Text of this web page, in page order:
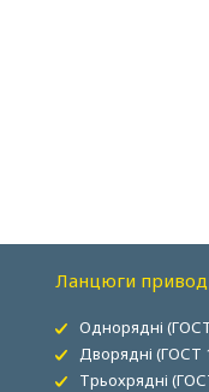
Ланцюги
Однорядні
Дворядні (ГОСТ
Трьохрядні